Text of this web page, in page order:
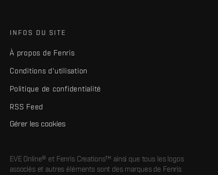
INFOS DU SITE
À propos de Fenris
Conditions d'utilisation
Politique de confidentialité
RSS Feed
Gérer les cookies
EVE Online® et Fenris Creations™ ainsi que tous les logos
associés et autres éléments sont des marques de Fenris